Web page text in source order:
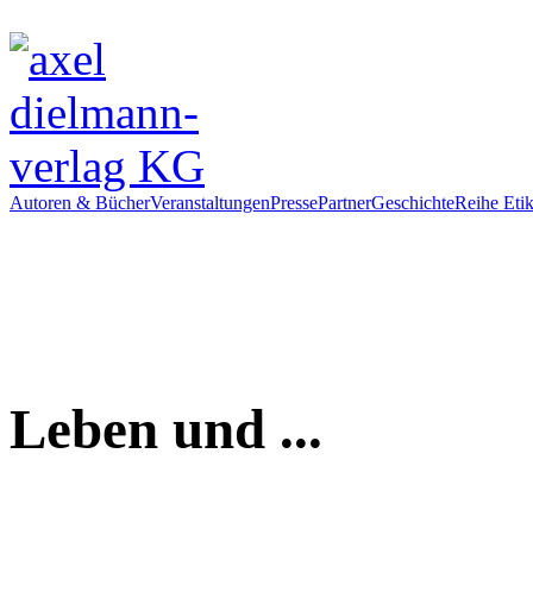
Autoren & BücherVeranstaltungenPressePartnerGeschichteReihe
Leben und ...